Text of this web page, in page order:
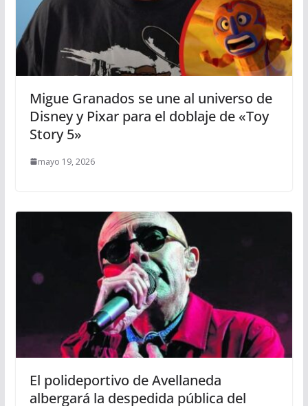
Migue Granados se une al universo de
Disney y Pixar para el doblaje de «Toy
Story 5»
mayo 19, 2026
El polideportivo de Avellaneda
albergará la despedida pública del